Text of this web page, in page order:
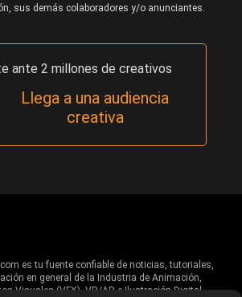
sus demás colaboradores y/o anunciantes.
ante 2 millones de creativos
Llega a una audiencia
creativa
es tu fuente confiable de noticias, tutoriales,
en general de la Industria de Animación,
Visuales (VFX), VR/AR e Ilustración Digital.